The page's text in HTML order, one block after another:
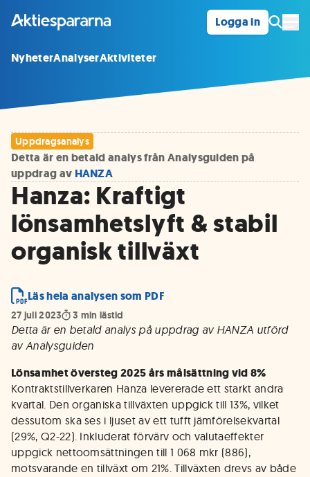
Logga in
NyheterAnalyserAktiviteter
Uppdragsanalys
Detta är en betald analys från Analysguiden på
uppdrag av HANZA
Hanza: Kraftigt
lönsamhetslyft & stabil
organisk tillväxt
Läs hela analysen som PDF
27 juli 2023 3 min lästid
Detta är en betald analys på uppdrag av HANZA utförd
av Analysguiden
Lönsamhet översteg 2025 års målsättning vid 8%
Kontraktstillverkaren Hanza levererade ett starkt andra
kvartal. Den organiska tillväxten uppgick till 13%, vilket
dessutom ska ses i ljuset av ett tufft jämförelsekvartal
(29%, Q2-22). Inkluderat förvärv och valutaeffekter
uppgick nettoomsättningen till 1 068 mkr (886),
motsvarande en tillväxt om 21%. Tillväxten drevs av både